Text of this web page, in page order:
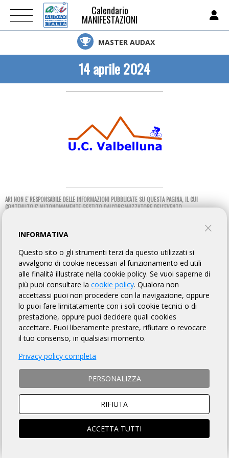
Calendario
MANIFESTAZIONI
MASTER AUDAX
14 aprile 2024
ARI NON E' RESPONSABILE DELLE INFORMAZIONI PUBBLICATE SU QUESTA PAGINA, IL CUI
CONTENUTO E' AUTONOMAMENTE GESTITO DALL'ORGANIZZATORE DELL'EVENTO.
200 KM DEL VALLONE BELLUNESE
UNIONE CICLISTICA VALBELLUNA
INFORMAZIONI REGOLAMENTO
PUNTI DI CONTROLLO
MAPPA
LINK UTILI FOTO GALLERY ISCRITTI
OMOLOGATI
DISTANZA
198 km 2400 metri
TEMPO MASSIMO DOVE
INFORMATIVA
Questo sito o gli strumenti terzi da questo utilizzati si
avvalgono di cookie necessari al funzionamento ed utili
alle finalità illustrate nella cookie policy. Se vuoi saperne di
più puoi consultare lacookie policy. Qualora non
accettassi puoi non procedere con la navigazione, oppure
lo puoi fare limitatamente con i soli cookie tecnici o di
prestazione, oppure puoi decidere quali cookies
accettare. Puoi liberamente prestare, rifiutare o revocare
il tuo consenso, in qualsiasi momento.
Privacy policy completa
PERSONALIZZA
RIFIUTA
ACCETTA TUTTI